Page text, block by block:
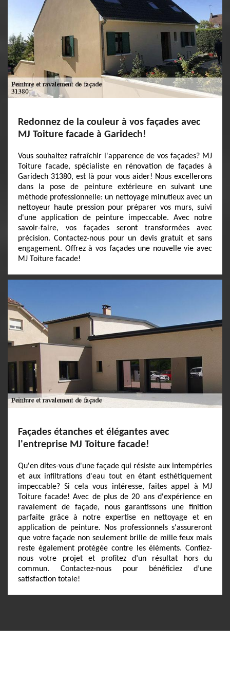
Redonnez de la couleur à vos façades avec
MJ Toiture facade à Garidech!
Vous souhaitez rafraîchir l'apparence de vos façades? MJ
Toiture facade, spécialiste en rénovation de façades à
Garidech 31380, est là pour vous aider! Nous excellerons
dans la pose de peinture extérieure en suivant une
méthode professionnelle: un nettoyage minutieux avec un
nettoyeur haute pression pour préparer vos murs, suivi
d'une application de peinture impeccable. Avec notre
savoir-faire, vos façades seront transformées avec
précision. Contactez-nous pour un devis gratuit et sans
engagement. Offrez à vos façades une nouvelle vie avec
MJ Toiture facade!
Façades étanches et élégantes avec
l'entreprise MJ Toiture facade!
Qu'en dites-vous d'une façade qui résiste aux intempéries
et aux infiltrations d'eau tout en étant esthétiquement
impeccable? Si cela vous intéresse, faites appel à MJ
Toiture facade! Avec de plus de 20 ans d'expérience en
ravalement de façade, nous garantissons une finition
parfaite grâce à notre expertise en nettoyage et en
application de peinture. Nos professionnels s'assureront
que votre façade non seulement brille de mille feux mais
reste également protégée contre les éléments. Confiez-
nous votre projet et profitez d’un résultat hors du
commun. Contactez-nous pour bénéficiez d’une
satisfaction totale!